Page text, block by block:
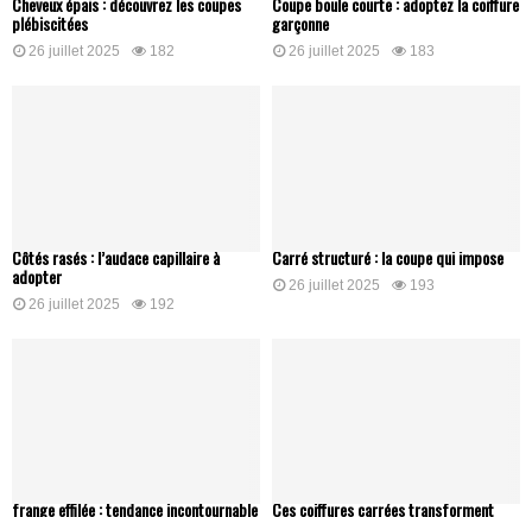
plébiscitées
26 juillet 2025 182
garçonne
26 juillet 2025 183
Côtés rasés : l’audace capillaire à
adopter
26 juillet 2025 192
Carré structuré : la coupe qui impose
26 juillet 2025 193
frange effilée : tendance incontournable Ces coiffures carrées transforment